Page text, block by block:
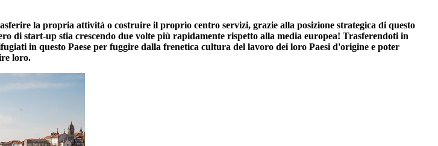
la propria attività o costruire il proprio centro servizi, grazie alla posizione strategica di questo
di start-up stia crescendo due volte più rapidamente rispetto alla media europea! Trasferendoti in
in questo Paese per fuggire dalla frenetica cultura del lavoro dei loro Paesi d'origine e poter
loro.